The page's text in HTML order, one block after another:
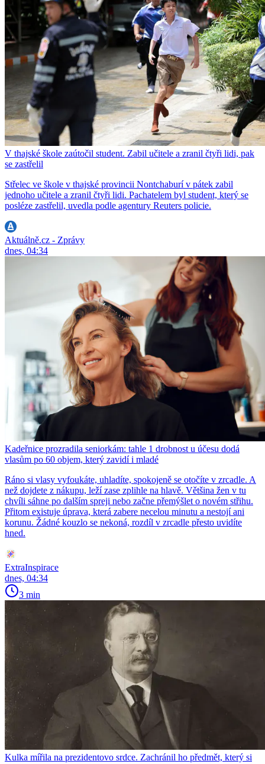
V thajské škole zaútočil student. Zabil učitele a zranil čtyři lidi, pak
se zastřelil
Střelec ve škole v thajské provincii Nontchaburí v pátek zabil
jednoho učitele a zranil čtyři lidi. Pachatelem byl student, který se
posléze zastřelil, uvedla podle agentury Reuters policie.
Aktuálně.cz - Zprávy
dnes, 04:34
Kadeřnice prozradila seniorkám: tahle 1 drobnost u účesu dodá
vlasům po 60 objem, který zavidí i mladé
Ráno si vlasy vyfoukáte, uhladíte, spokojeně se otočíte v zrcadle. A
než dojdete z nákupu, leží zase zplihle na hlavě. Většina žen v tu
chvíli sáhne po dalším spreji nebo začne přemýšlet o novém střihu.
Přitom existuje úprava, která zabere necelou minutu a nestojí ani
korunu. Žádné kouzlo se nekoná, rozdíl v zrcadle přesto uvidíte
hned.
ExtraInspirace
dnes, 04:34
3 min
Kulka mířila na prezidentovo srdce. Zachránil ho předmět, který si